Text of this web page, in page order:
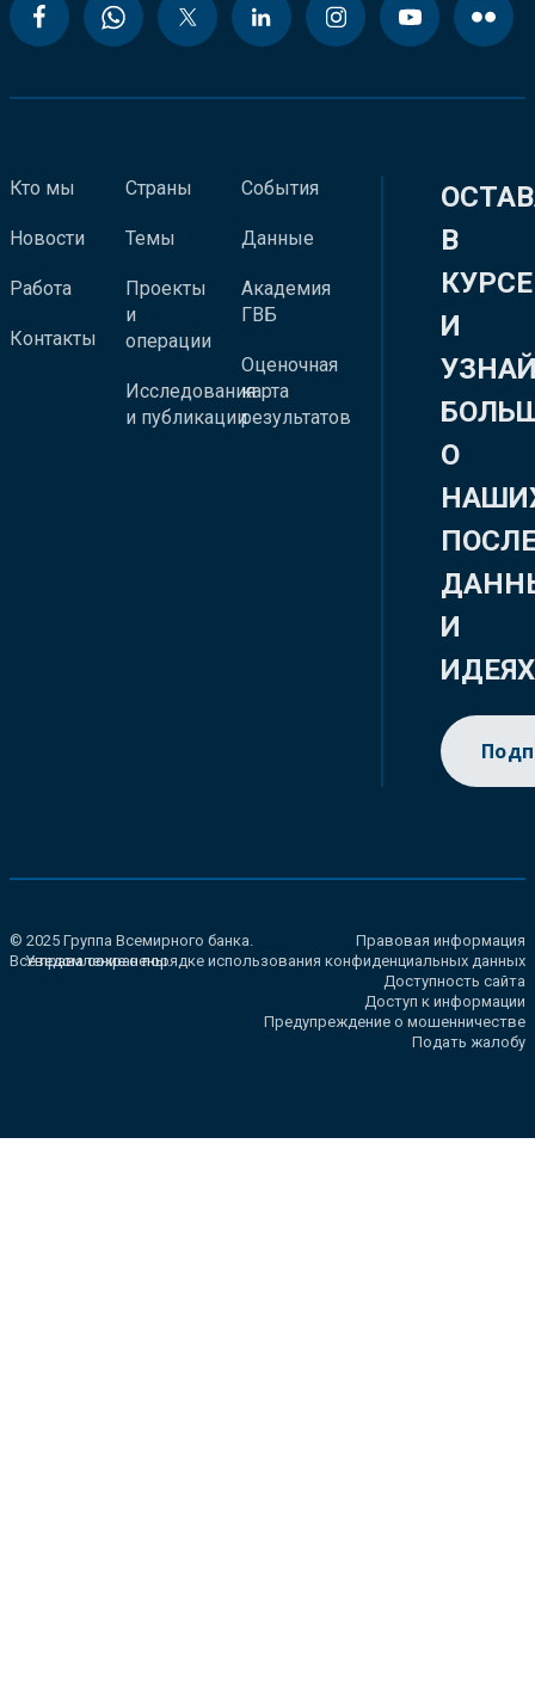
Кто мы
Новости
Работа
Контакты
Страны
Темы
Проекты
и
операции
Исследования
и публикации
События
Данные
Академия
ГВБ
Оценочная
карта
результатов
В
КУРСЕ
И
О
И
ИДЕЯХ
© 2025 Группа Всемирного банка.
Все права сохранены.
Правовая информация
Уведомление о порядке использования конфиденциальных данных
Доступность сайта
Доступ к информации
Предупреждение о мошенничестве
Подать жалобу